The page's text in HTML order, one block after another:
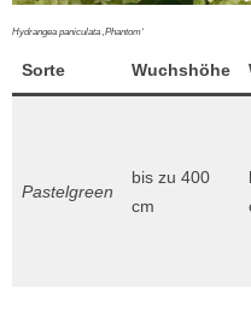
Hydrangea paniculata ‚Phantom‘
Sorte Wuchshöhe
Pastelgreen
bis zu 400
cm